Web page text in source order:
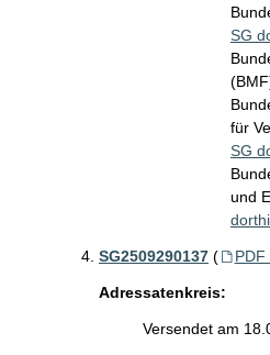
SG
für
SG
und
SG2509290137 ( PDF
Adressatenkreis:
Versendet am